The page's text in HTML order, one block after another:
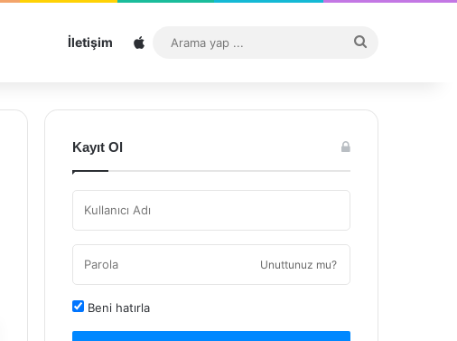
İletişim Sitemap
...
Kayıt Ol
Unuttunuz mu?
Beni hatırla